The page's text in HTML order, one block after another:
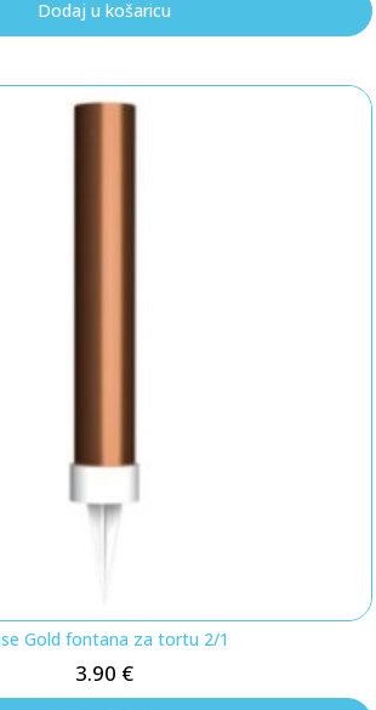
Dodaj u košaricu
Gold fontana za tortu 2/1
3.90 €